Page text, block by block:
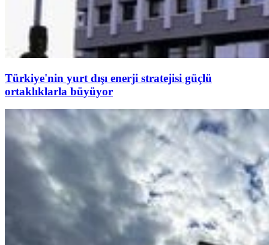
Türkiye'nin yurt dışı enerji stratejisi güçlü
ortaklıklarla büyüyor